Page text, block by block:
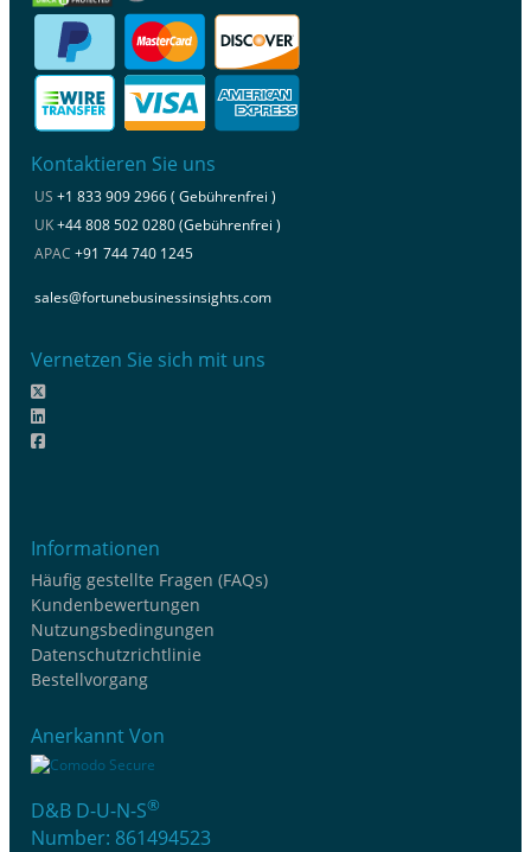
Kontaktieren Sie uns
US +1 833 909 2966 ( Gebührenfrei )
UK+44 808 502 0280 (Gebührenfrei )
APAC +91 744 740 1245
sales@fortunebusinessinsights.com
Vernetzen Sie sich mit uns
Informationen
Häufig gestellte Fragen (FAQs)
Kundenbewertungen
Nutzungsbedingungen
Datenschutzrichtlinie
Bestellvorgang
Anerkannt Von
D&B D-U-N-S®
Number: 861494523